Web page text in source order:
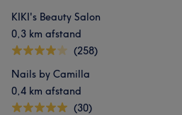
KIKI's Beauty Salon
0,3 km afstand
(258)
Nails by Camilla
0,4 km afstand
(30)